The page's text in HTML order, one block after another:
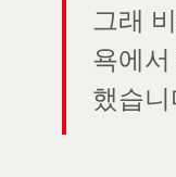
그래
욕에
했습